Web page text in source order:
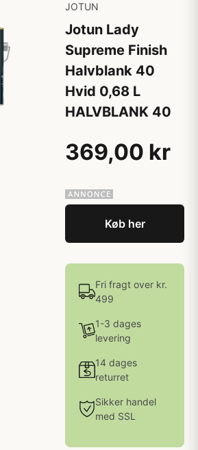
JOTUN
Jotun Lady
Supreme Finish
Halvblank 40
Hvid 0,68 L
HALVBLANK 40
369,00 kr
Køb her
Fri fragt over kr.
499
1-3 dages
levering
14 dages
returret
Sikker handel
med SSL